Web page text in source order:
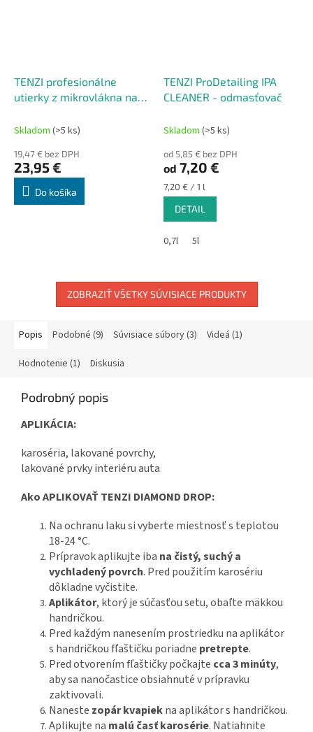
TENZI profesionálne
utierky z mikrovlákna na
35x35cm 230g
Skladom (>5 ks)
19,47 € bez DPH
23,95 €
Do košíka
TENZI ProDetailing IPA
CLEANER - odmasťovač
Skladom (>5 ks)
od 5,85 € bez DPH
od 7,20 €
Jednotková
cena:
7,20 € / 1 l
DETAIL
0,7l 5l
ZOBRAZIŤ VŠETKY SÚVISIACE PRODUKTY
Popis Podobné (9) Súvisiace súbory (3) Videá (1)
Hodnotenie (1) Diskusia
Podrobný popis
APLIKÁCIA:
karoséria, lakované povrchy,
lakované prvky interiéru auta
Ako APLIKOVAŤ TENZI DIAMOND DROP:
Na ochranu laku si vyberte miestnosť s teplotou
18-24 °C.
Prípravok aplikujte iba na čistý, suchý a
vychladený povrch. Pred použitím karosériu
dôkladne vyčistite.
Aplikátor, ktorý je súčasťou setu, obaľte mäkkou
handričkou.
Pred každým nanesením prostriedku na aplikátor
s handričkou fľaštičku poriadne pretrepte.
Pred otvorením fľaštičky počkajte cca 3 minúty,
aby sa nanočastice obsiahnuté v prípravku
zaktivovali.
Naneste zopár kvapiekna aplikátor s handričkou.
Aplikujte na malú časť karosérie. Natiahnite